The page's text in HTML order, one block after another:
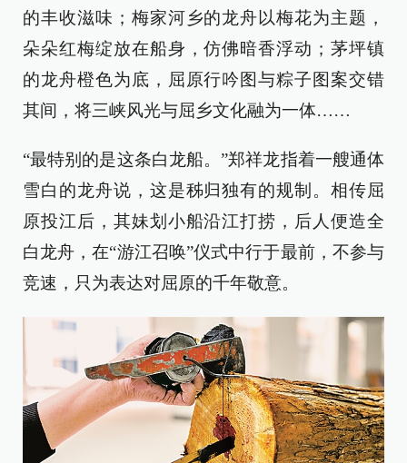
的丰收滋味；梅家河乡的龙舟以梅花为主题，
朵朵红梅绽放在船身，仿佛暗香浮动；茅坪镇
的龙舟橙色为底，屈原行吟图与粽子图案交错
其间，将三峡风光与屈乡文化融为一体……
“最特别的是这条白龙船。”郑祥龙指着一艘通体
雪白的龙舟说，这是秭归独有的规制。相传屈
原投江后，其妹划小船沿江打捞，后人便造全
白龙舟，在“游江召唤”仪式中行于最前，不参与
竞速，只为表达对屈原的千年敬意。